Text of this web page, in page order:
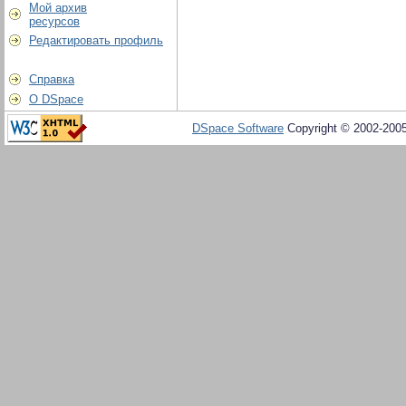
Мой архив
ресурсов
Редактировать профиль
Справка
О DSpace
DSpace Software Copyright © 2002-